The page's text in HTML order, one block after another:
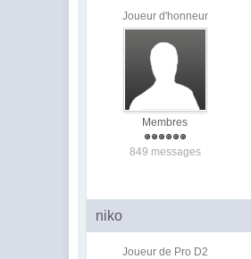
Joueur d'honneur
Membres
849 messages
niko
Joueur de Pro D2